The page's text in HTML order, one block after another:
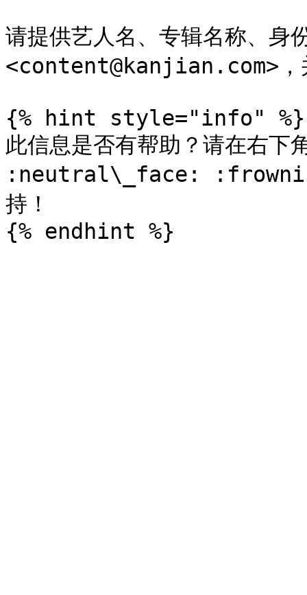
请提供艺人名、专辑名称、身
<content@kanjian.com>，
{% hint style="info" %}
此信息是否有帮助？请在
:neutral\_face:
持！